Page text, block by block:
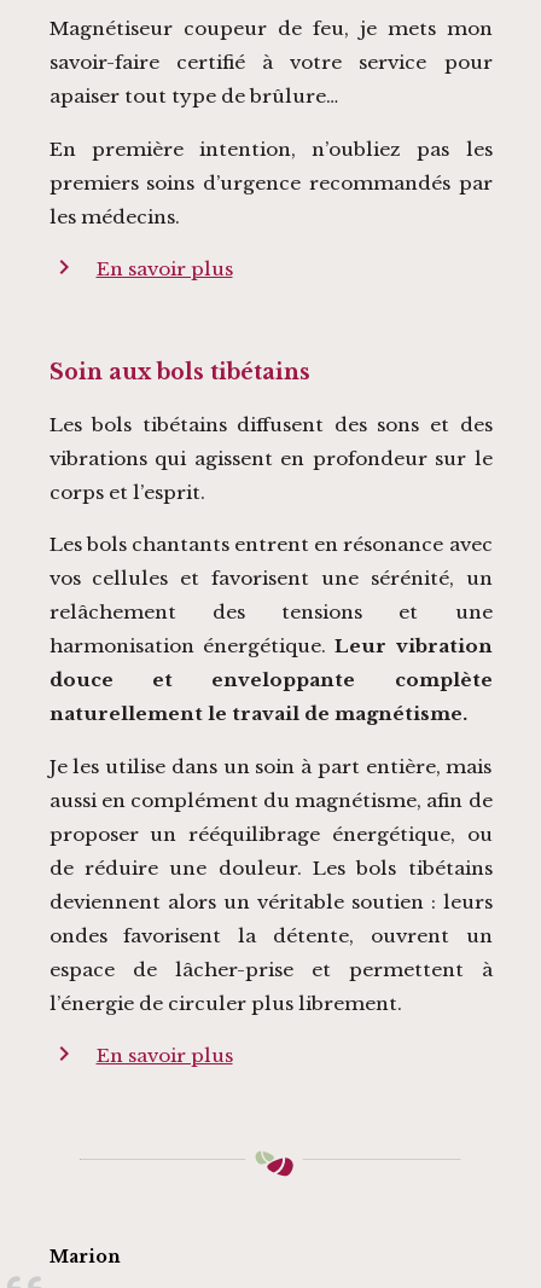
Magnétiseur coupeur de feu, je mets mon
savoir-faire certifié à votre service pour
apaiser tout type de brûlure…
En première intention, n’oubliez pas les
premiers soins d’urgence recommandés par
les médecins.
chevron_right En savoir plus
Soin aux bols tibétains
Les bols tibétains diffusent des sons et des
vibrations qui agissent en profondeur sur le
corps et l’esprit.
Les bols chantants entrent en résonance avec
vos cellules et favorisent une sérénité, un
relâchement des tensions et une
harmonisation énergétique.Leur vibration
douce et enveloppante complète
naturellement le travail de magnétisme.
Je les utilise dans un soin à part entière, mais
aussi en complément du magnétisme, afin de
proposer un rééquilibrage énergétique, ou
de réduire une douleur. Les bols tibétains
deviennent alors un véritable soutien : leurs
ondes favorisent la détente, ouvrent un
espace de lâcher-prise et permettent à
l’énergie de circuler plus librement.
chevron_right En savoir plus
Marion